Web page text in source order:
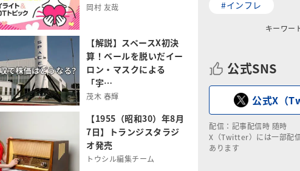
岡村 友哉
【解説】スペースX初決
算！ベールを脱いだイー
ロン・マスクによる
「宇…
茂木 春輝
【1955（昭和30）年8月
7日】トランジスタラジ
オ発売
トウシル編集チーム
#インフレ
キーワー
公式SNS
公式X（
配信：記事配信時 随時
X（Twitter）には一部配
あります